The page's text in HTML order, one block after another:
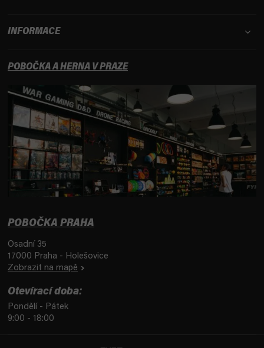
INFORMACE
POBOČKA A HERNA V PRAZE
POBOČKA PRAHA
Osadní 35
17000 Praha - Holešovice
Zobrazit na mapě
Otevírací doba:
Pondělí - Pátek
9:00 - 18:00